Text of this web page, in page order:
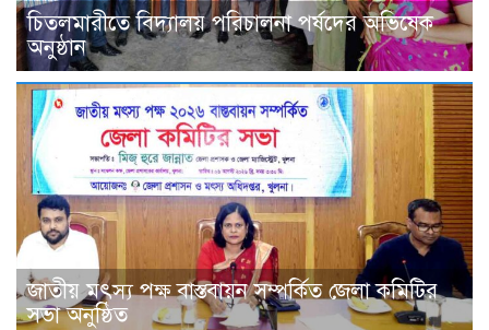
চিতলমারীতে বিদ্যালয় পরিচালনা পর্ষদের অভিষেক
অনুষ্ঠান
জাতীয় মৎস্য পক্ষ বাস্তবায়ন সম্পর্কিত জেলা কমিটির
সভা অনুষ্ঠিত